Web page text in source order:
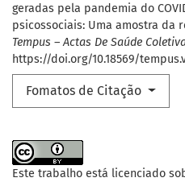
geradas pela pandemia do
psicossociais: Uma amostra da
Tempus – Actas De Saúde
https://doi.org/10.18569/
Fomatos de Citação
Este trabalho está licenciado